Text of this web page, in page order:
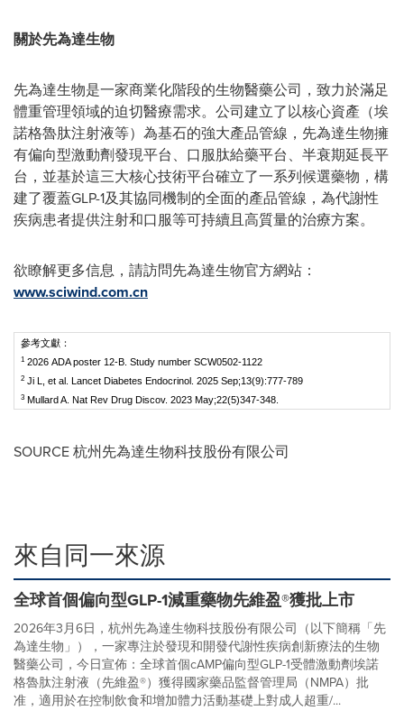
關於先為達生物
先為達生物是一家商業化階段的生物醫藥公司，致力於滿足
體重管理領域的迫切醫療需求。公司建立了以核心資產（埃
諾格魯肽注射液等）為基石的強大產品管線，先為達生物擁
有偏向型激動劑發現平台、口服肽給藥平台、半衰期延長平
台，並基於這三大核心技術平台確立了一系列候選藥物，構
建了覆蓋GLP-1及其協同機制的全面的產品管線，為代謝性
疾病患者提供注射和口服等可持續且高質量的治療方案。
欲瞭解更多信息，請訪問先為達生物官方網站：
www.sciwind.com.cn
參考文獻：
12026 ADA poster 12-B. Study number SCW0502-1122
2Ji L, et al. Lancet Diabetes Endocrinol. 2025 Sep;13(9):777-789
3Mullard A. Nat Rev Drug Discov. 2023 May;22(5)347-348.
SOURCE 杭州先為達生物科技股份有限公司
來自同一來源
全球首個偏向型GLP-1減重藥物先維盈®獲批上市
2026年3月6日，杭州先為達生物科技股份有限公司（以下簡稱「先
為達生物」），一家專注於發現和開發代謝性疾病創新療法的生物
醫藥公司，今日宣佈：全球首個cAMP偏向型GLP-1受體激動劑埃諾
格魯肽注射液（先維盈®）獲得國家藥品監督管理局（NMPA）批
准，適用於在控制飲食和增加體力活動基礎上對成人超重/...